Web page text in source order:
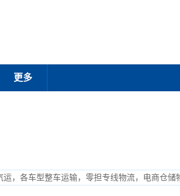
更多
，各车型整车运输，零担专线物流，电商仓储